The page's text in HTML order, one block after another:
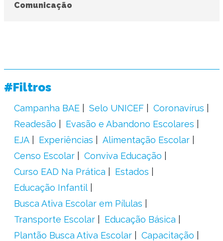
Comunicação
#Filtros
Campanha BAE Selo UNICEF
Coronavírus
Readesão
Evasão e Abandono Escolares
EJA
Experiências
Alimentação Escolar
Censo Escolar
Conviva Educação
Curso EAD Na Prática
Estados
Educação Infantil
Busca Ativa Escolar em Pílulas
Transporte Escolar
Educação Básica
Plantão Busca Ativa Escolar
Capacitação